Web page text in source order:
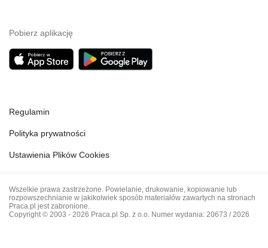
Pobierz aplikację
Regulamin
Polityka prywatności
Ustawienia Plików Cookies
Wszelkie prawa zastrzeżone. Powielanie, drukowanie, kopiowanie lub
rozpowszechnianie w jakikolwiek sposób materiałów zawartych na stronach
Praca.pl jest zabronione.
Copyright © 2003 - 2026 Praca.pl Sp. z o.o. Numer wydania: 20673 / 2026